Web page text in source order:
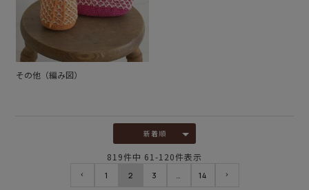
その他（編み図）
新着順
819件中 61 -120件表示
1 2 3 14